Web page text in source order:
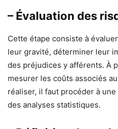
– Évaluation des
Cette étape consiste à
leur gravité, déterminer leur
des préjudices y afférents. À
mesurer les coûts associés
réaliser, il faut procéder à
des analyses statistiques.